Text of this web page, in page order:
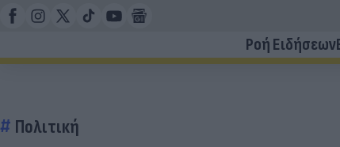
Ροή Ειδήσεων
Πολιτική